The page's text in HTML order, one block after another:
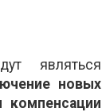
являться
новых
компенсации